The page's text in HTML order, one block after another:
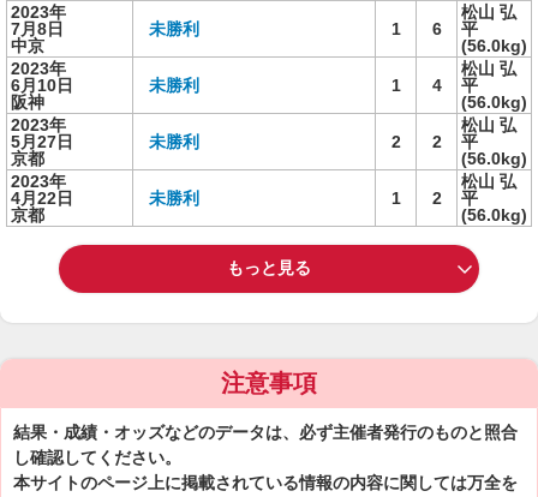
2023年
7月8日
中京
未勝利 1 6
松山 弘
平
(56.0kg)
2023年
6月10日
阪神
未勝利 1 4
松山 弘
平
(56.0kg)
2023年
5月27日
京都
未勝利 2 2
松山 弘
平
(56.0kg)
2023年
4月22日
京都
未勝利 1 2
松山 弘
平
(56.0kg)
もっと見る
注意事項
結果・成績・オッズなどのデータは、必ず主催者発行のものと照合
し確認してください。
本サイトのページ上に掲載されている情報の内容に関しては万全を